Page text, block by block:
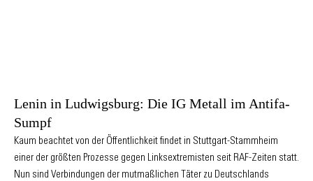
Lenin in Ludwigsburg: Die IG Metall im Antifa-
Sumpf
Kaum beachtet von der Öffentlichkeit findet in Stuttgart-Stammheim
einer der größten Prozesse gegen Linksextremisten seit RAF-Zeiten statt.
Nun sind Verbindungen der mutmaßlichen Täter zu Deutschlands